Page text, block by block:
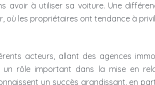
à utiliser sa voiture. Une
les propriétaires ont tendance à
acteurs, allant des agences
un rôle important dans la mise en
un succès grandissant, en